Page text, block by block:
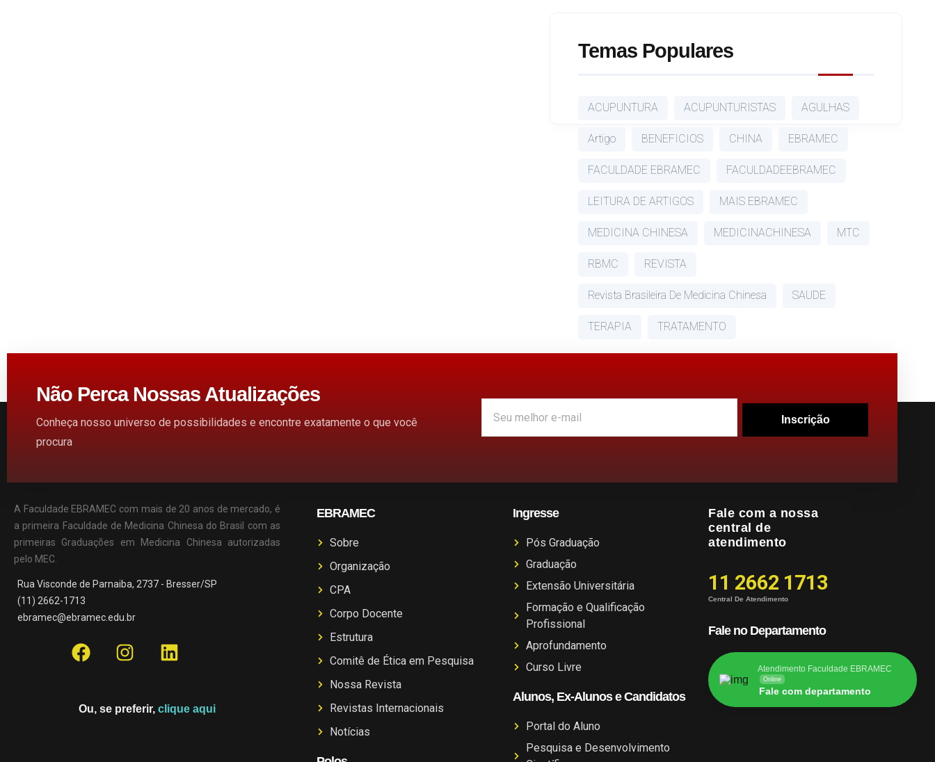
Temas Populares
ACUPUNTURA ACUPUNTURISTAS AGULHAS
Artigo BENEFICIOS CHINA EBRAMEC
FACULDADE EBRAMEC FACULDADEEBRAMEC
LEITURA DE ARTIGOS MAIS EBRAMEC
MEDICINA CHINESA MEDICINACHINESA MTC
RBMC REVISTA
Revista Brasileira De Medicina Chinesa SAUDE
TERAPIA TRATAMENTO
Não Perca Nossas Atualizações
Conheça nosso universo de possibilidades e encontre exatamente o que você
procura
Inscrição
A Faculdade EBRAMEC com mais de 20 anos de mercado, é
a primeira Faculdade de Medicina Chinesa do Brasil com as
primeiras Graduações em Medicina Chinesa autorizadas
pelo MEC.
Rua Visconde de Parnaiba, 2737 - Bresser/SP
(11) 2662-1713
ebramec@ebramec.edu.br
Ou, se preferir,clique aqui
EBRAMEC
Sobre
Organização
CPA
Corpo Docente
Estrutura
Comitê de Ética em Pesquisa
Nossa Revista
Revistas Internacionais
Notícias
Ingresse
Pós Graduação
Graduação
Extensão Universitária
Formação e Qualificação
Profissional
Aprofundamento
Curso Livre
Alunos, Ex-Alunos e Candidatos
Portal do Aluno
Pesquisa e Desenvolvimento
Fale com a nossa
central de
atendimento
11 2662 1713
Central De Atendimento
Fale no Departamento
Atendimento Faculdade EBRAMEC
Online
Fale com departamento